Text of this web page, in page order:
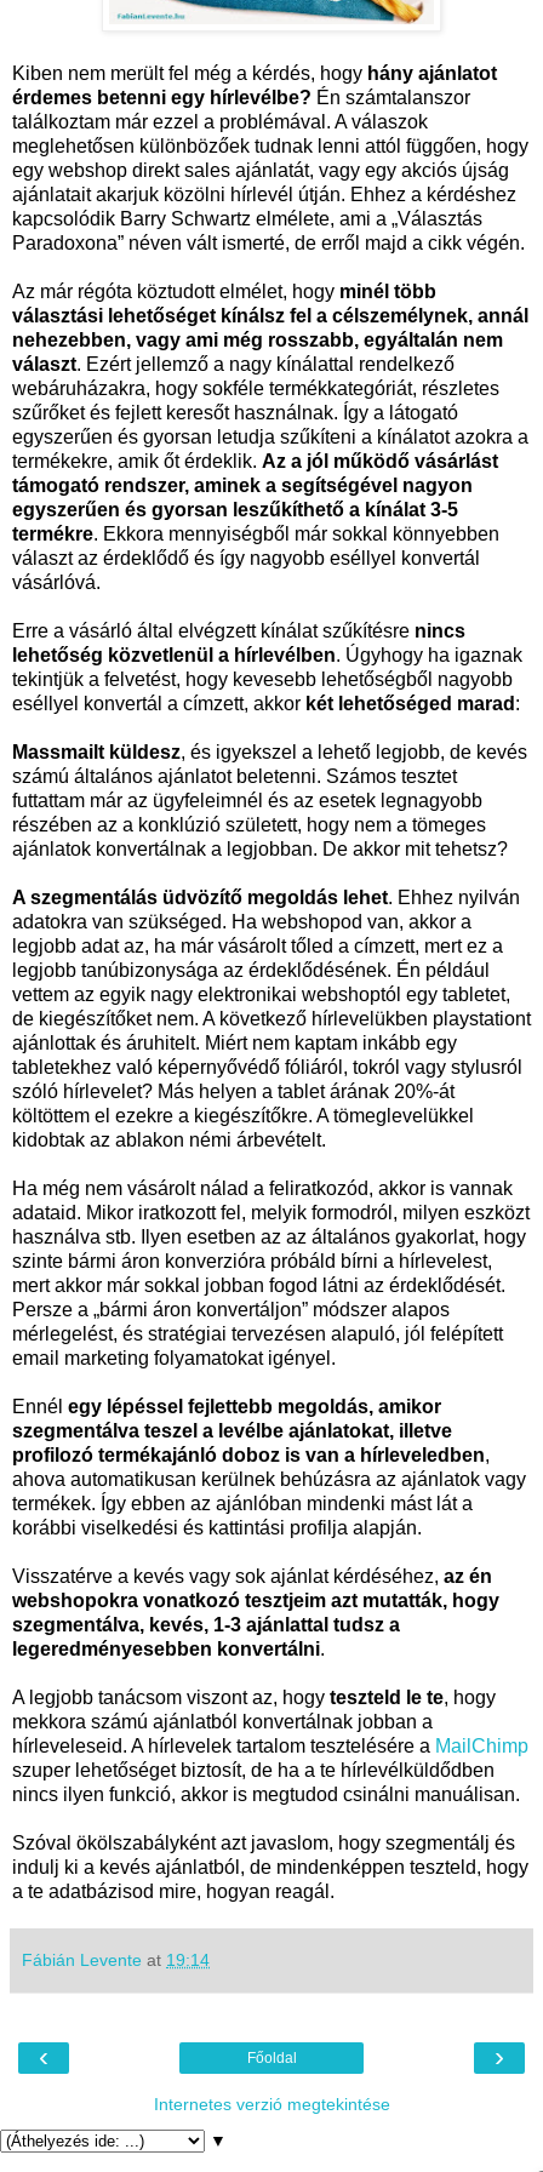
Kiben nem merült fel még a kérdés, hogy hány ajánlatot
érdemes betenni egy hírlevélbe? Én számtalanszor
találkoztam már ezzel a problémával. A válaszok
meglehetősen különbözőek tudnak lenni attól függően, hogy
egy webshop direkt sales ajánlatát, vagy egy akciós újság
ajánlatait akarjuk közölni hírlevél útján. Ehhez a kérdéshez
kapcsolódik Barry Schwartz elmélete, ami a „Választás
Paradoxona” néven vált ismerté, de erről majd a cikk végén.
Az már régóta köztudott elmélet, hogy minél több
választási lehetőséget kínálsz fel a célszemélynek, annál
nehezebben, vagy ami még rosszabb, egyáltalán nem
választ. Ezért jellemző a nagy kínálattal rendelkező
webáruházakra, hogy sokféle termékkategóriát, részletes
szűrőket és fejlett keresőt használnak. Így a látogató
egyszerűen és gyorsan letudja szűkíteni a kínálatot azokra a
termékekre, amik őt érdeklik. Az a jól működő vásárlást
támogató rendszer, aminek a segítségével nagyon
egyszerűen és gyorsan leszűkíthető a kínálat 3-5
termékre. Ekkora mennyiségből már sokkal könnyebben
választ az érdeklődő és így nagyobb eséllyel konvertál
vásárlóvá.
Erre a vásárló által elvégzett kínálat szűkítésre nincs
lehetőség közvetlenül a hírlevélben. Úgyhogy ha igaznak
tekintjük a felvetést, hogy kevesebb lehetőségből nagyobb
eséllyel konvertál a címzett, akkor két lehetőséged marad :
Massmailt küldesz, és igyekszel a lehető legjobb, de kevés
számú általános ajánlatot beletenni. Számos tesztet
futtattam már az ügyfeleimnél és az esetek legnagyobb
részében az a konklúzió született, hogy nem a tömeges
ajánlatok konvertálnak a legjobban. De akkor mit tehetsz?
A szegmentálás üdvözítő megoldás lehet. Ehhez nyilván
adatokra van szükséged. Ha webshopod van, akkor a
legjobb adat az, ha már vásárolt tőled a címzett, mert ez a
legjobb tanúbizonysága az érdeklődésének. Én például
vettem az egyik nagy elektronikai webshoptól egy tabletet,
de kiegészítőket nem. A következő hírlevelükben playstationt
ajánlottak és áruhitelt. Miért nem kaptam inkább egy
tabletekhez való képernyővédő fóliáról, tokról vagy stylusról
szóló hírlevelet? Más helyen a tablet árának 20%-át
költöttem el ezekre a kiegészítőkre. A tömeglevelükkel
kidobtak az ablakon némi árbevételt.
Ha még nem vásárolt nálad a feliratkozód, akkor is vannak
adataid. Mikor iratkozott fel, melyik formodról, milyen eszközt
használva stb. Ilyen esetben az az általános gyakorlat, hogy
szinte bármi áron konverzióra próbáld bírni a hírlevelest,
mert akkor már sokkal jobban fogod látni az érdeklődését.
Persze a „bármi áron konvertáljon” módszer alapos
mérlegelést, és stratégiai tervezésen alapuló, jól felépített
email marketing folyamatokat igényel.
Ennél egy lépéssel fejlettebb megoldás, amikor
szegmentálva teszel a levélbe ajánlatokat, illetve
profilozó termékajánló doboz is van a hírleveledben,
ahova automatikusan kerülnek behúzásra az ajánlatok vagy
termékek. Így ebben az ajánlóban mindenki mást lát a
korábbi viselkedési és kattintási profilja alapján.
Visszatérve a kevés vagy sok ajánlat kérdéséhez, az én
webshopokra vonatkozó tesztjeim azt mutatták, hogy
szegmentálva, kevés, 1-3 ajánlattal tudsz a
legeredményesebben konvertálni.
A legjobb tanácsom viszont az, hogy teszteld le te, hogy
mekkora számú ajánlatból konvertálnak jobban a
hírleveleseid. A hírlevelek tartalom tesztelésére a MailChimp
szuper lehetőséget biztosít, de ha a te hírlevélküldődben
nincs ilyen funkció, akkor is megtudod csinálni manuálisan.
Szóval ökölszabályként azt javaslom, hogy szegmentálj és
indulj ki a kevés ajánlatból, de mindenképpen teszteld, hogy
a te adatbázisod mire, hogyan reagál.
Fábián Levente at 19:14
‹ ›
Főoldal
Internetes verzió megtekintése
▼